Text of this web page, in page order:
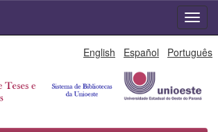
English Español Português